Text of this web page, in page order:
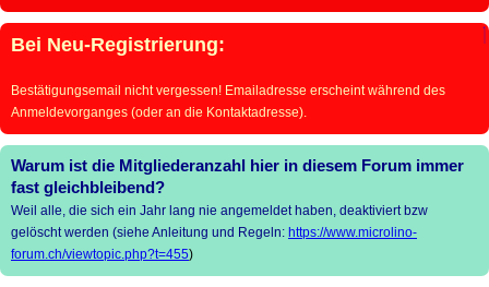
Bei Neu-Registrierung:
Bestätigungsemail nicht vergessen! Emailadresse erscheint während des
Anmeldevorganges (oder an die Kontaktadresse).
Warum ist die Mitgliederanzahl hier in diesem Forum immer
fast gleichbleibend?
Weil alle, die sich ein Jahr lang nie angemeldet haben, deaktiviert bzw
gelöscht werden (siehe Anleitung und Regeln: https://www.microlino-
forum.ch/viewtopic.php?t=455)